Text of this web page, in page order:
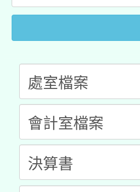
有關大陸委
業技術研究
用水績優單
動」
115年8月
桃園市孔廟
開 智慧啟航
2026年桃園